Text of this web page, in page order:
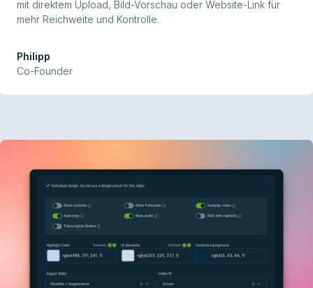
mit direktem Upload, Bild-Vorschau oder Website-Link für
mehr Reichweite und Kontrolle.
Philipp
Co-Founder